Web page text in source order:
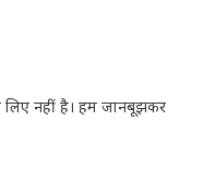
लिए नहीं है। हम जानबूझकर